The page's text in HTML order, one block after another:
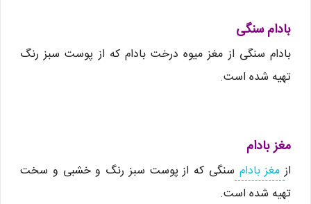
بادام سنگی
بادام سنگی از مغز میوه درخت بادام که از پوست سبز رنگ
تهیه شده است.
مغز بادام
ازمغز بادام سنگی که از پوست سبز رنگ و خشبی و سخت
تهیه شده است.